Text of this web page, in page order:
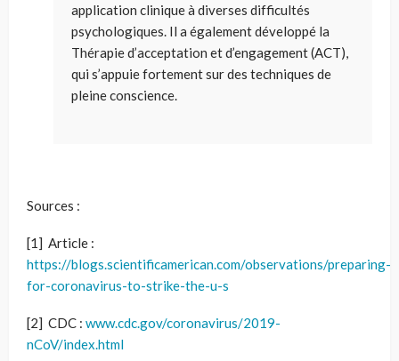
application clinique à diverses difficultés
psychologiques. Il a également développé la
Thérapie d’acceptation et d’engagement (ACT),
qui s’appuie fortement sur des techniques de
pleine conscience.
Sources :
[1] Article :
https://blogs.scientificamerican.com/observations/preparing-
for-coronavirus-to-strike-the-u-s
[2] CDC : www.cdc.gov/coronavirus/2019-
nCoV/index.html